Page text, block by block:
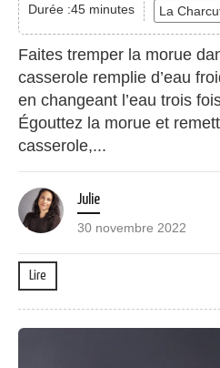
Durée :45 minutes La
Faites tremper la morue
casserole remplie d’eau
en changeant l’eau trois
Égouttez la morue et
casserole,...
Julie
30 novembre 2022
Lire